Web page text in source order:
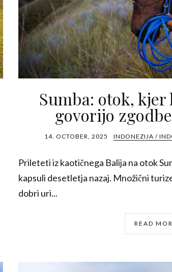
Sumba: otok, kjer
govorijo
14. OCTOBER, 2025 INDONEZIJA /
Prileteti iz kaotičnega Balija na otok
kapsuli desetletja nazaj. Množični
dobri uri...
READ